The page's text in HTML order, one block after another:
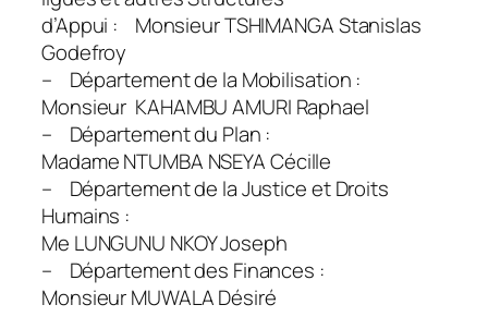
d’Appui : Monsieur TSHIMANGA Stanislas
Godefroy
– Département de la Mobilisation :
Monsieur KAHAMBU AMURI Raphael
– Département du Plan :
Madame NTUMBA NSEYA Cécille
– Département de la Justice et Droits
Humains :
Me LUNGUNU NKOY Joseph
– Département des Finances :
Monsieur MUWALA Désiré